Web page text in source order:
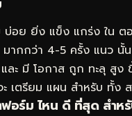
อย ยิ่ง แข็ง แกร่ง ใน ต
ากกว่า 4-5 ครั้ง แนว นั้น
ละ มี โอกาส ถูก ทะลุ สูง
เตรียม แผน สำหรับ ทั้ง
อร์ม ไหน ดี ที่สุด สำห